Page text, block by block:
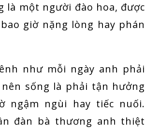
là một người đào hoa, được
giờ nặng lòng hay phán
như mỗi ngày anh phải
sống là phải tận hưởng
ngậm ngùi hay tiếc nuối.
đàn bà thương anh thiệt